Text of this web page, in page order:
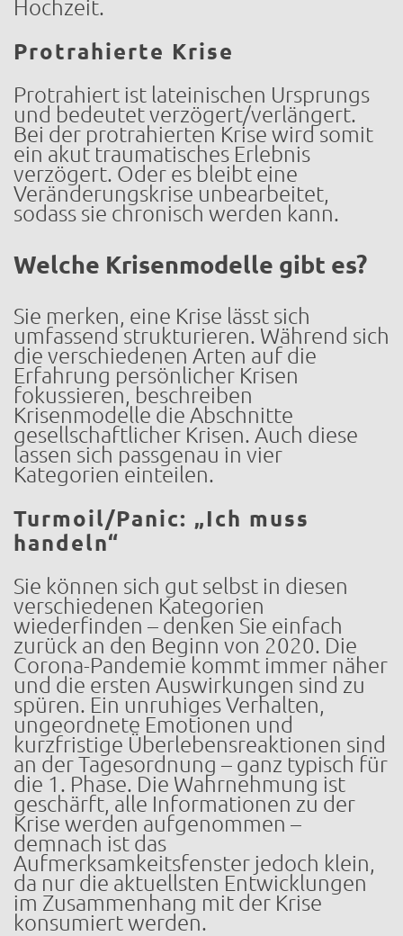
Hochzeit.
Protrahierte Krise
Protrahiert ist lateinischen Ursprungs
und bedeutet verzögert/verlängert.
Bei der protrahierten Krise wird somit
ein akut traumatisches Erlebnis
verzögert. Oder es bleibt eine
Veränderungskrise unbearbeitet,
sodass sie chronisch werden kann.
Welche Krisenmodelle gibt es?
Sie merken, eine Krise lässt sich
umfassend strukturieren. Während sich
die verschiedenen Arten auf die
Erfahrung persönlicher Krisen
fokussieren, beschreiben
Krisenmodelle die Abschnitte
gesellschaftlicher Krisen. Auch diese
lassen sich passgenau in vier
Kategorien einteilen.
Turmoil/Panic: „Ich muss
handeln“
Sie können sich gut selbst in diesen
verschiedenen Kategorien
wiederfinden – denken Sie einfach
zurück an den Beginn von 2020. Die
Corona-Pandemie kommt immer näher
und die ersten Auswirkungen sind zu
spüren. Ein unruhiges Verhalten,
ungeordnete Emotionen und
kurzfristige Überlebensreaktionen sind
an der Tagesordnung – ganz typisch für
die 1. Phase. Die Wahrnehmung ist
geschärft, alle Informationen zu der
Krise werden aufgenommen –
demnach ist das
Aufmerksamkeitsfenster jedoch klein,
da nur die aktuellsten Entwicklungen
im Zusammenhang mit der Krise
konsumiert werden.